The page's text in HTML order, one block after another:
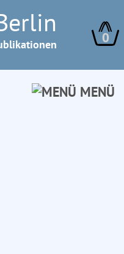
0
MENÜ